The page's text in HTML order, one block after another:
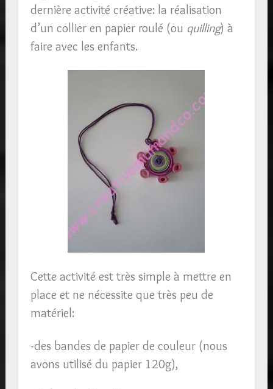
dernière activité créative: la réalisation
d’un collier en papier roulé (ou quilling) à
faire avec les enfants.
Cette activité est très simple à mettre en
place et ne nécessite que très peu de
matériel:
-des bandes de papier de couleur (nous
avons utilisé du papier 120g),